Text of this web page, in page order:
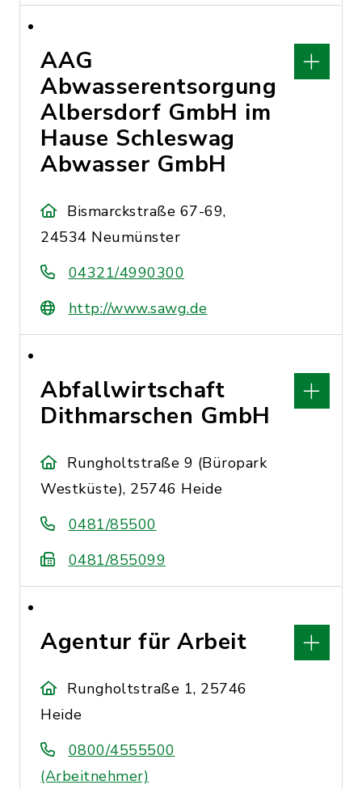
AAG
Abwasserentsorgung
Albersdorf GmbH im
Hause Schleswag
Abwasser GmbH
Bismarckstraße 67-69,
24534 Neumünster
04321/4990300
http://www.sawg.de
Abfallwirtschaft
Dithmarschen GmbH
Rungholtstraße 9 (Büropark
Westküste), 25746 Heide
0481/85500
0481/855099
Agentur für Arbeit
Rungholtstraße 1, 25746
Heide
0800/4555500
(Arbeitnehmer)